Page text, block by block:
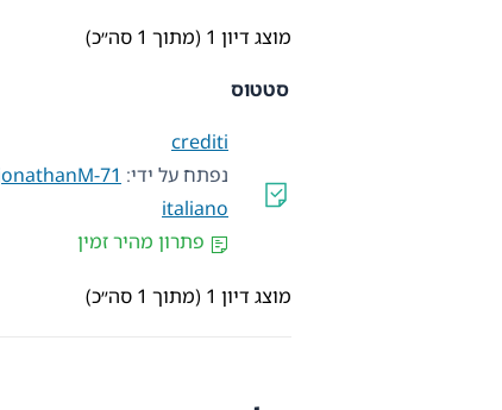
מוצג דיון 1 (מתוך 1 סה״כ)
סטטוס
crediti
נפתח על ידי: 71
italiano
פתרון מהיר זמין
מוצג דיון 1 (מתוך 1 סה״כ)